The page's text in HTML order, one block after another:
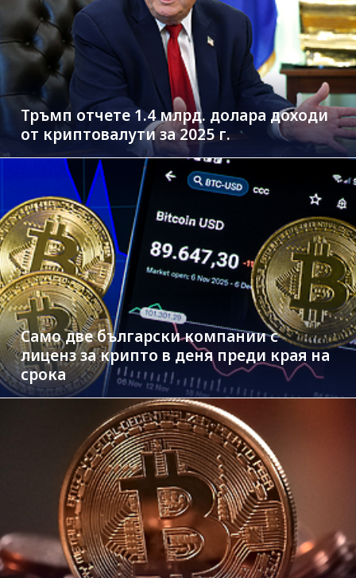
Тръмп отчете 1.4 млрд. долара доходи
от криптовалути за 2025 г.
Само две български компании с
лиценз за крипто в деня преди края на
срока